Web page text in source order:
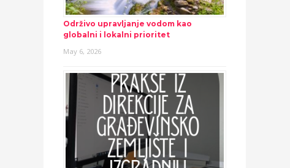
Održivo upravljanje vodom kao
globalni i lokalni prioritet
May 6, 2026